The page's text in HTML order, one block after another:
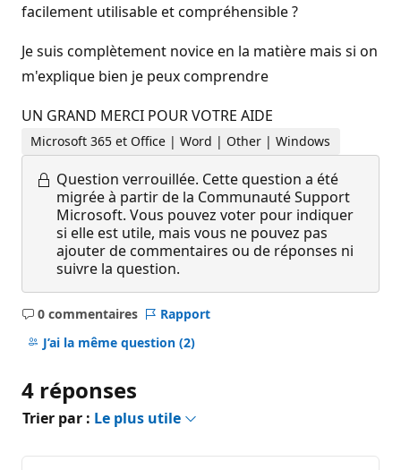
facilement utilisable et compréhensible ?
Je suis complètement novice en la matière mais si on
m'explique bien je peux comprendre
UN GRAND MERCI POUR VOTRE AIDE
Microsoft 365 et Office | Word | Other | Windows
Question verrouillée. Cette question a été
migrée à partir de la Communauté Support
Microsoft. Vous pouvez voter pour indiquer
si elle est utile, mais vous ne pouvez pas
ajouter de commentaires ou de réponses ni
suivre la question.
0 commentaires
Aucun
commentaire
Rapport
J’ai la même question (2)
4 réponses
Trier par : Le plus utile